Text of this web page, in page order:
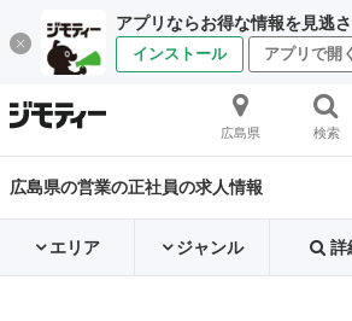
アプリならお得な情報を見逃さ
インストール アプリで開く
広島県 検索
広島県の営業の正社員の求人情報
エリア ジャンル 詳